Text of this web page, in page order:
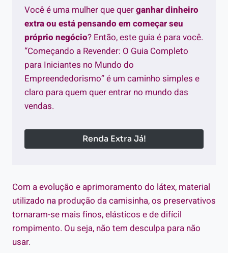
Você é uma mulher que querganhar dinheiro
extra ou está pensando em começar seu
próprio negócio? Então, este guia é para você.
“Começando a Revender: O Guia Completo
para Iniciantes no Mundo do
Empreendedorismo” é um caminho simples e
claro para quem quer entrar no mundo das
vendas.
Renda Extra Já!
Com a evolução e aprimoramento do látex, material
utilizado na produção da camisinha, os preservativos
tornaram-se mais finos, elásticos e de difícil
rompimento. Ou seja, não tem desculpa para não
usar.